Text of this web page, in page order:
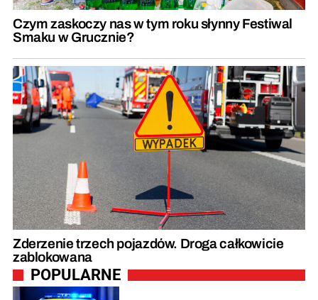
Czym zaskoczy nas w tym roku słynny Festiwal
Smaku w Grucznie?
Zderzenie trzech pojazdów. Droga całkowicie
zablokowana
POPULARNE